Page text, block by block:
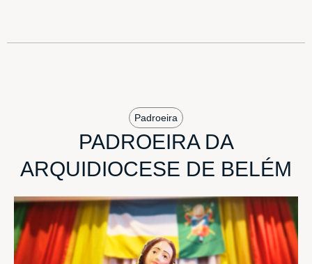
Padroeira
PADROEIRA DA
ARQUIDIOCESE DE BELÉM